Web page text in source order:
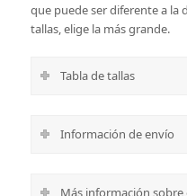
que puede ser diferente a la
tallas, elige la más grande.
Tabla de tallas
Información de envío
Más información